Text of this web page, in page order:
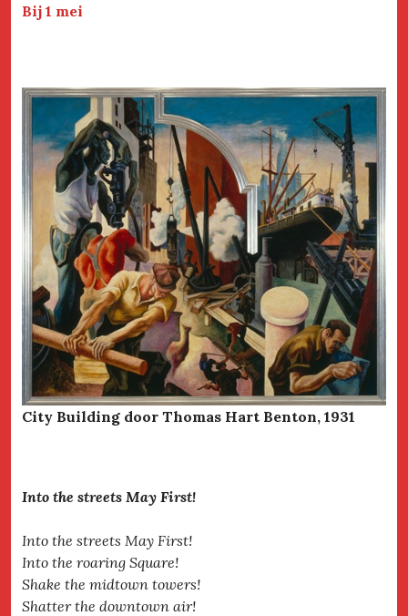
Bij 1 mei
City Building door Thomas Hart Benton, 1931
Into the streets May First!
Into the streets May First!
Into the roaring Square!
Shake the midtown towers!
Shatter the downtown air!